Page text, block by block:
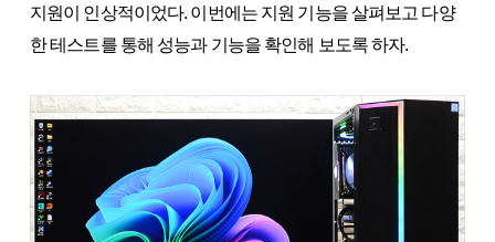
지원이 인상적이었다. 이번에는 지원 기능을 살펴보고 다양
한 테스트를 통해 성능과 기능을 확인해 보도록 하자.